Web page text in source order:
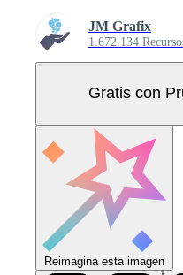
JM Grafix
1.672.134
Gratis con
Reimagina esta imagen